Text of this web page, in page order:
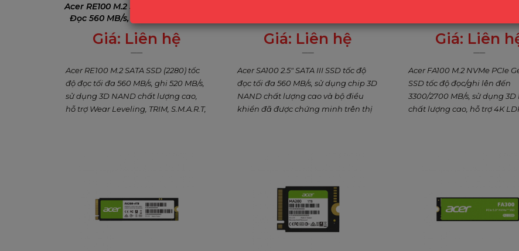
Acer RE100 M.2 SATA SSD – Tốc Độ
Đọc 560 MB/s, Dung Lượng Lên
Đến 2 TB, Bảo Hành 5 Năm
Giá: Liên hệ
0₫
Acer RE100 M.2 SATA SSD (2280) tốc
độ đọc tối đa 560 MB/s, ghi 520 MB/s,
sử dụng 3D NAND chất lượng cao,
hỗ trợ Wear Leveling, TRIM, S.M.A.R.T,
Đến 1.92 TB
Giá: Liên hệ
0₫
Acer SA100 2.5" SATA III SSD tốc độ
đọc tối đa 560 MB/s, sử dụng chip 3D
NAND chất lượng cao và bộ điều
khiển đã được chứng minh trên thị
Acer FA100 M.2 PCIe
Tốc Độ Đọc 3300 MB/s,
Giá: Liên
0₫
Acer FA100 M.2 NVMe PCIe
SSD tốc độ đọc/ghi lên đến
3300/2700 MB/s, sử dụng 3D
chất lượng cao, hỗ trợ 4K